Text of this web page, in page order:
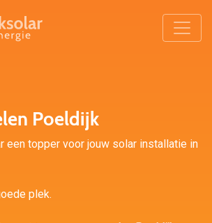
Poeldijk
een topper voor jouw solar installatie in
plek.